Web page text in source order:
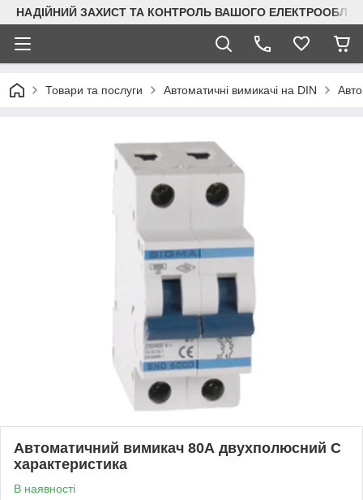
НАДІЙНИЙ ЗАХИСТ ТА КОНТРОЛЬ ВАШОГО
Товари та послуги Автоматичні вимикачі на DIN
Автоматичний вимикач 80А двухполюсний C
характеристика
В наявності